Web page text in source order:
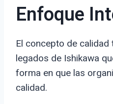
Enfoque
El concepto de
legados de Ishikawa
forma en que las
calidad.